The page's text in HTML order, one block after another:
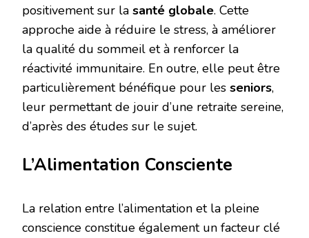
positivement sur la santé globale. Cette
approche aide à réduire le stress, à améliorer
la qualité du sommeil et à renforcer la
réactivité immunitaire. En outre, elle peut être
particulièrement bénéfique pour les seniors,
leur permettant de jouir d’une retraite sereine,
d’après des études sur le sujet.
L’Alimentation Consciente
La relation entre l’alimentation et la pleine
conscience constitue également un facteur clé